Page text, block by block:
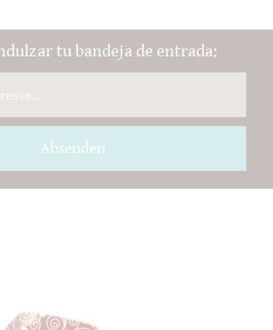
tu bandeja de entrada:
Absenden